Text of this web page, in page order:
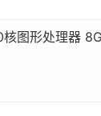
图形处理器